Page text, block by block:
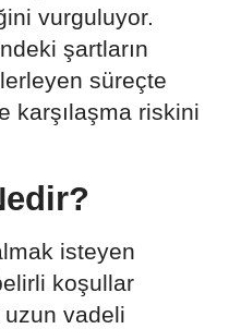
vurguluyor.
şartların
süreçte
karşılaşma riskini
isteyen
koşullar
uzun vadeli